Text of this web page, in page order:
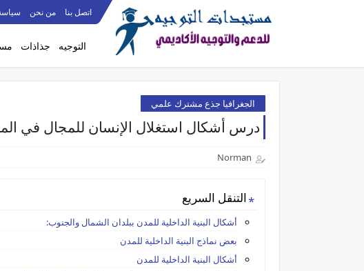
اتصل بنا من نحن
التوجيه جذاذات
الجغرافيا جذع مشترك علمي
درس أشكال استغلال الإنسان للمجال في
Norman
التنقل السريع
أشكال البنية الداخلية للمدن ببلدان الشمال والجنوب:
بعض نماذج البنية الداخلية للمدن
أشكال البنية الداخلية للمدن